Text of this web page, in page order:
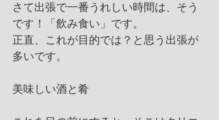
さて出張で一番うれしい時間は、そう
です！「飲み食い」です。
正直、これが目的では？と思う出張が
多いです。
美味しい酒と肴